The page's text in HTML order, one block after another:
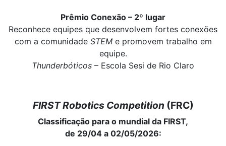
Prêmio Conexão – 2º lugar
Reconhece equipes que desenvolvem fortes conexões
com a comunidade STEMe promovem trabalho em
equipe.
Thunderbóticos – Escola Sesi de Rio Claro
FIRST Robotics Competition (FRC)
Classificação para o mundial da FIRST,
de 29/04 a 02/05/2026: